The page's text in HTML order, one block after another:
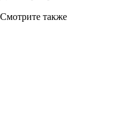
Смотрите также